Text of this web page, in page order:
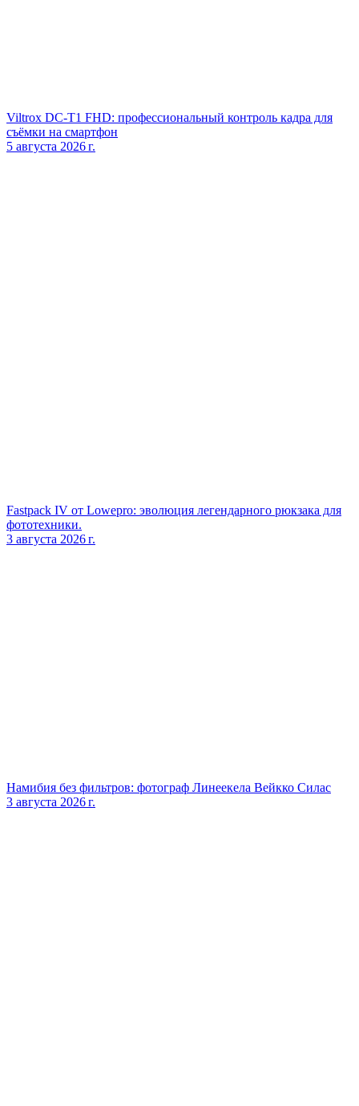
Viltrox DC‑T1 FHD: профессиональный контроль кадра для
съёмки на смартфон
5 августа 2026 г.
Fastpack IV от Lowepro: эволюция легендарного рюкзака для
фототехники.
3 августа 2026 г.
Намибия без фильтров: фотограф Линеекела Вейкко Силас
3 августа 2026 г.